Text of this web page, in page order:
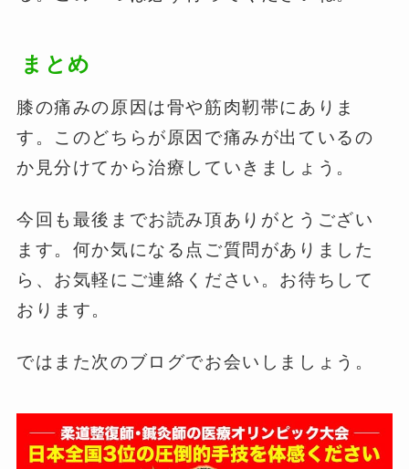
まとめ
膝の痛みの原因は骨や筋肉靭帯にありま
す。このどちらが原因で痛みが出ているの
か見分けてから治療していきましょう。
今回も最後までお読み頂ありがとうござい
ます。何か気になる点ご質問がありました
ら、お気軽にご連絡ください。お待ちして
おります。
ではまた次のブログでお会いしましょう。